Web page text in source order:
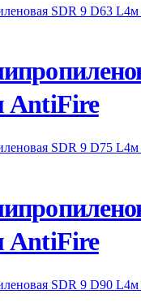
AntiFire
AntiFire